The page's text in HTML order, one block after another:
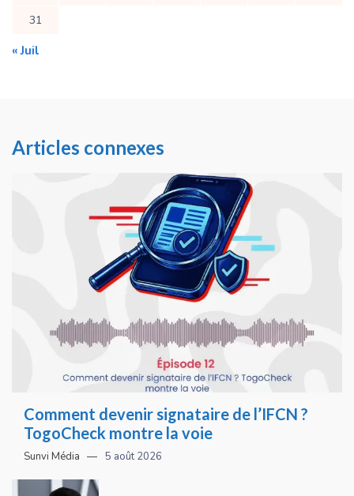
31
« Juil
Articles connexes
Comment devenir signataire de l’IFCN ?
TogoCheck montre la voie
Sunvi Média 5 août 2026